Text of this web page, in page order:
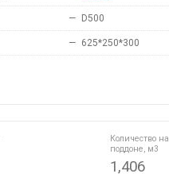
— D500
— 625*250*300
Количество на
поддоне, м3
1,406